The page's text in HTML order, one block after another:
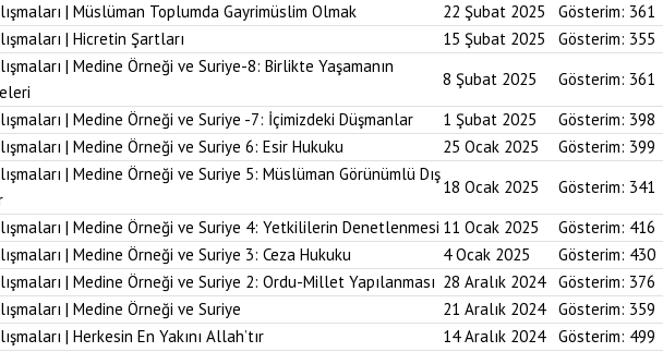
| Müslüman Toplumda Gayrimüslim Olmak 22 Şubat 2025 Gösterim: 361
| Hicretin Şartları 15 Şubat 2025 Gösterim: 355
| Medine Örneği ve Suriye-8: Birlikte Yaşamanın
8 Şubat 2025 Gösterim: 361
| Medine Örneği ve Suriye -7: İçimizdeki Düşmanlar 1 Şubat 2025 Gösterim: 398
| Medine Örneği ve Suriye 6: Esir Hukuku 25 Ocak 2025 Gösterim: 399
| Medine Örneği ve Suriye 5: Müslüman Görünümlü Dış
18 Ocak 2025 Gösterim: 341
| Medine Örneği ve Suriye 4: Yetkililerin Denetlenmesi 11 Ocak 2025 Gösterim: 416
| Medine Örneği ve Suriye 3: Ceza Hukuku 4 Ocak 2025 Gösterim: 430
| Medine Örneği ve Suriye 2: Ordu-Millet Yapılanması 28 Aralık 2024 Gösterim: 376
| Medine Örneği ve Suriye 21 Aralık 2024 Gösterim: 359
| Herkesin En Yakını Allah’tır 14 Aralık 2024 Gösterim: 499